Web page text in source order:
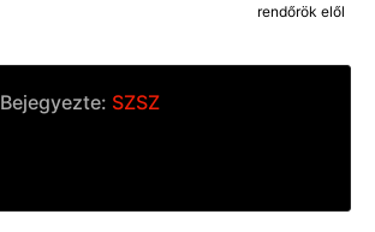
rendőrök elől
Bejegyezte: SZSZ